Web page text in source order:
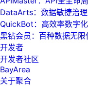
DataArts：数据敏捷治
QuickBot：高效率数字
黑钻会员：百种数据无限
开发者
开发者社区
BayArea
关于聚合